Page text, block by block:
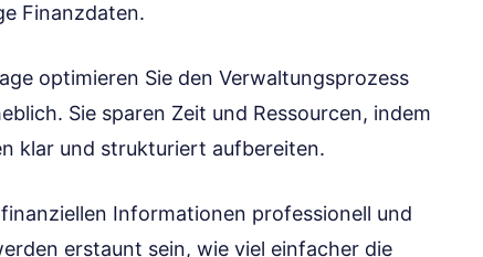
Finanzdaten.
optimieren Sie den Verwaltungsprozess
Sie sparen Zeit und Ressourcen, indem
klar und strukturiert aufbereiten.
Informationen professionell und
erstaunt sein, wie viel einfacher die